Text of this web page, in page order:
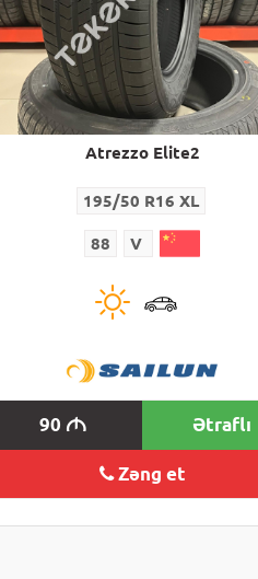
Atrezzo Elite2
195/50 R16 XL
88 V
90 M Ətraflı
Zəng et